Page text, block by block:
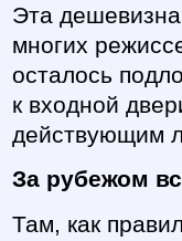
Эта
многих
осталось
к входной
действующим
За рубежом
Там, как